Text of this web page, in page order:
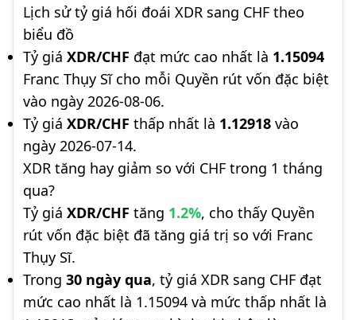
Lịch sử tỷ giá hối đoái XDR sang CHF theo
biểu đồ
Tỷ giá XDR/CHF đạt mức cao nhất là 1.15094
Franc Thụy Sĩ cho mỗi Quyền rút vốn đặc biệt
vào ngày 2026-08-06.
Tỷ giá XDR/CHF thấp nhất là 1.12918 vào
ngày 2026-07-14.
XDR tăng hay giảm so với CHF trong 1 tháng
qua?
Tỷ giá XDR/CHF tăng 1.2%, cho thấy Quyền
rút vốn đặc biệt đã tăng giá trị so với Franc
Thụy Sĩ.
Trong 30 ngày qua, tỷ giá XDR sang CHF đạt
mức cao nhất là 1.15094 và mức thấp nhất là